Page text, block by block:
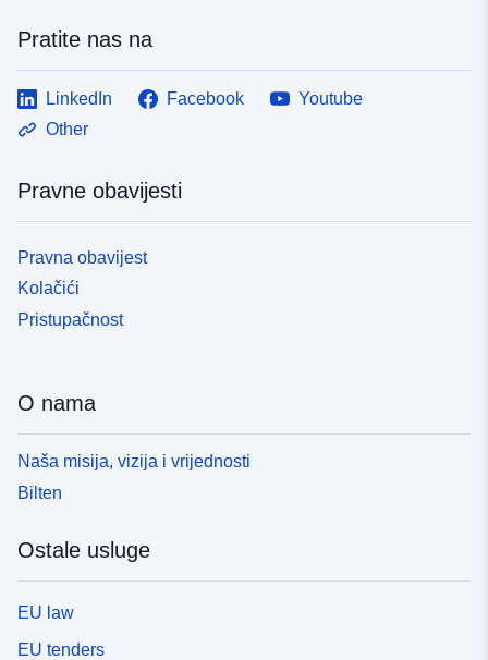
Pratite nas na
LinkedIn Facebook
Youtube
Other
Pravne obavijesti
Pravna obavijest
Kolačići
Pristupačnost
O nama
Naša misija, vizija i vrijednosti
Bilten
Ostale usluge
EU law
EU tenders